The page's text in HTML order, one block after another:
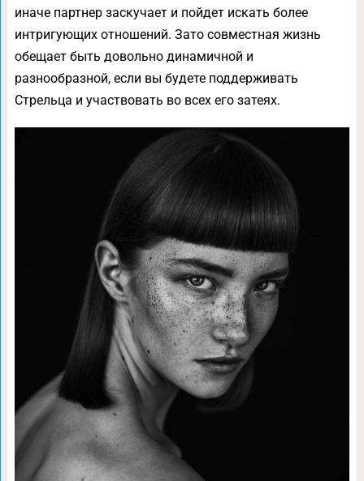
иначе партнер заскучает и пойдет искать более
интригующих отношений. Зато совместная жизнь
обещает быть довольно динамичной и
разнообразной, если вы будете поддерживать
Стрельца и участвовать во всех его затеях.